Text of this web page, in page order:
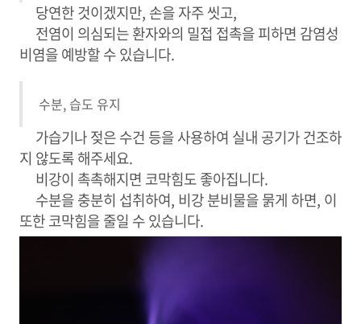
당연한 것이겠지만, 손을 자주 씻고,
전염이 의심되는 환자와의 밀접 접촉을 피하면 감염성
비염을 예방할 수 있습니다.
수분, 습도 유지
가습기나 젖은 수건 등을 사용하여 실내 공기가 건조하
지 않도록 해주세요.
비강이 촉촉해지면 코막힘도 좋아집니다.
수분을 충분히 섭취하여, 비강 분비물을 묽게 하면, 이
또한 코막힘을 줄일 수 있습니다.